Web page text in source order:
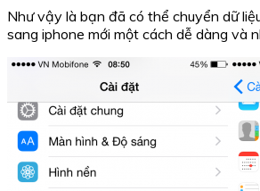
Như vậy là bạn đã có thể chuyển dữ
sang iphone mới một cách dễ dàng và